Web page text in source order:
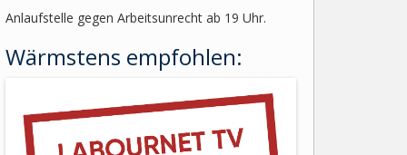
Anlaufstelle gegen Arbeitsunrecht ab 19 Uhr.
Wärmstens empfohlen: